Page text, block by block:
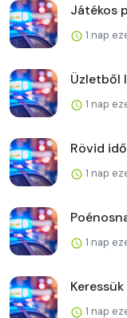
Játékos
1 nap
Üzletből
1 nap
Rövid
1 nap
1 nap
1 nap